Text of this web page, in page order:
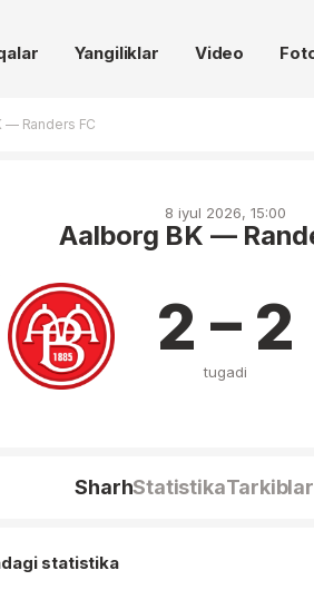
Yangiliklar Video
— Randers FC
8 iyul 2026, 15:00
Aalborg BK —
2 – 2
tugadi
SharhStatistikaTarkiblar
statistika